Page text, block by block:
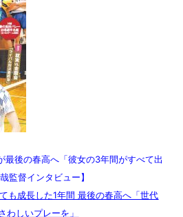
後の春高へ「彼女の3年間がすべて出
督インタビュー】
も成長した1年間 最後の春高へ「世代
わしいプレーを」